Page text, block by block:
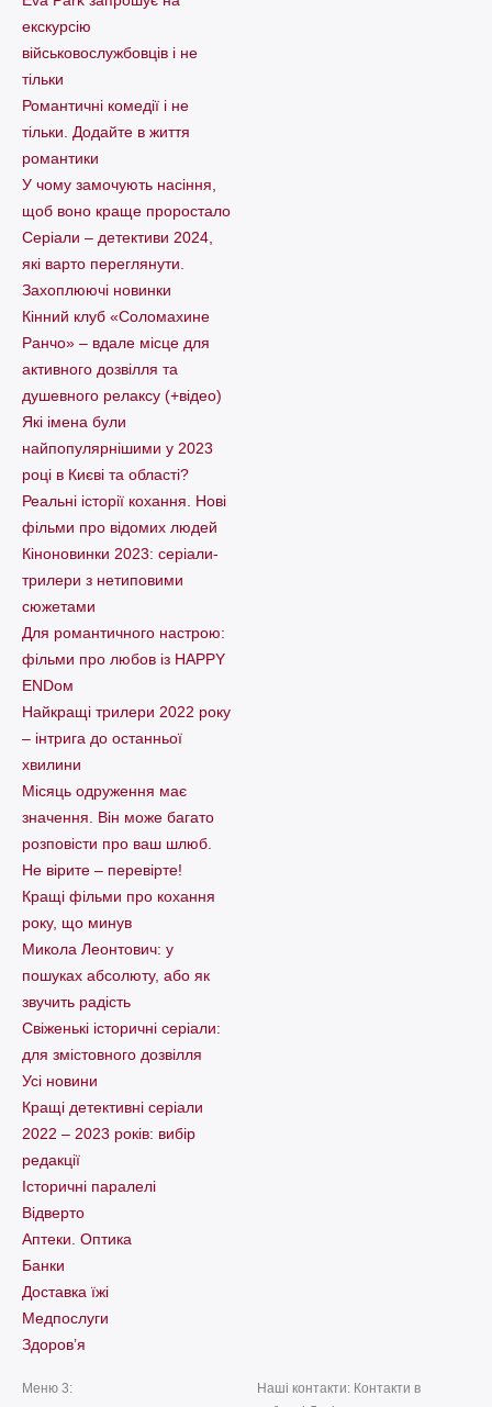
екскурсію
військовослужбовців і не
тільки
Романтичні комедії і не
тільки. Додайте в життя
романтики
У чому замочують насіння,
щоб воно краще проростало
Серіали – детективи 2024,
які варто пеpеглянути.
Захоплюючі новинки
Кінний клуб «Соломахине
Ранчо» – вдале місце для
активного дозвілля та
душевного релаксу (+відео)
Які імена були
найпопулярнішими у 2023
році в Києві та області?
Реальні історії кохання. Нові
фільми про відомих людей
Кіноновинки 2023: серіали-
трилери з нетиповими
сюжетами
Для романтичного настрою:
фільми про любов із HAPPY
ENDом
Найкращі трилери 2022 року
– інтрига до останньої
хвилини
Місяць одруження має
значення. Він може багато
розповісти про ваш шлюб.
Не вірите – перевірте!
Кращі фільми про кохання
року, що минув
Микола Леонтович: у
пошуках абсолюту, або як
звучить радість
Свіженькі історичні серіали:
для змістовного дозвілля
Усі новини
Кращі детективні серіали
2022 – 2023 років: вибір
редакції
Історичні паралелі
Відверто
Аптеки. Оптика
Банки
Доставка їжі
Медпослуги
Здоров’я
Меню 3:
Наші контакти: Контакти в